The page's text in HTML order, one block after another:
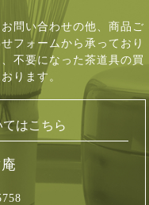
問い合わせの他、商品ご
フォームから承っており
、不要になった茶道具の買
ります。
はこちら